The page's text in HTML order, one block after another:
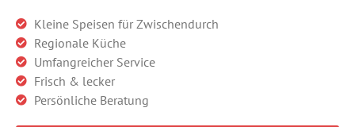
Kleine Speisen für Zwischendurch
Regionale Küche
Umfangreicher Service
Frisch & lecker
Persönliche Beratung